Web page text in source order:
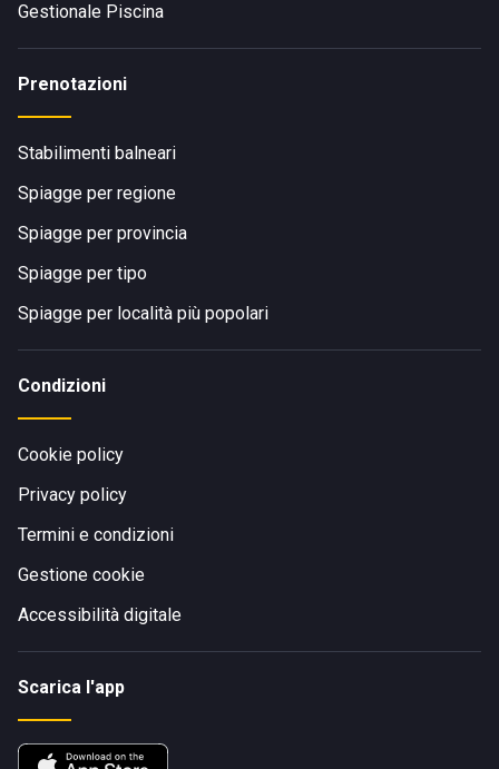
Gestionale Piscina
Prenotazioni
Stabilimenti balneari
Spiagge per regione
Spiagge per provincia
Spiagge per tipo
Spiagge per località più popolari
Condizioni
Cookie policy
Privacy policy
Termini e condizioni
Gestione cookie
Accessibilità digitale
Scarica l'app